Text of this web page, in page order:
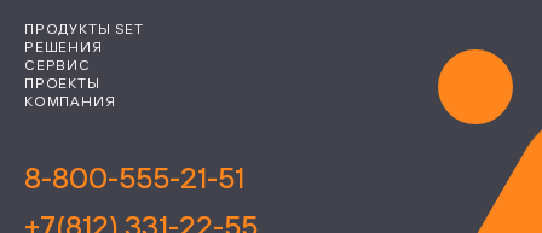
ПРОДУКТЫ SET
РЕШЕНИЯ
СЕРВИС
ПРОЕКТЫ
КОМПАНИЯ
8-800-555-21-51